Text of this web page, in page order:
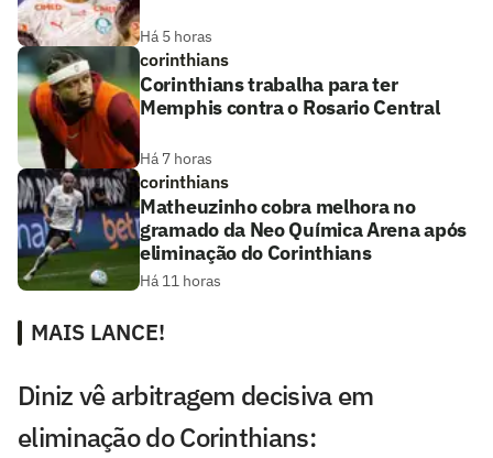
Há 5 horas
corinthians
Corinthians trabalha para ter
Memphis contra o Rosario Central
Há 7 horas
corinthians
Matheuzinho cobra melhora no
gramado da Neo Química Arena após
eliminação do Corinthians
Há 11 horas
MAIS LANCE!
Diniz vê arbitragem decisiva em
eliminação do Corinthians: